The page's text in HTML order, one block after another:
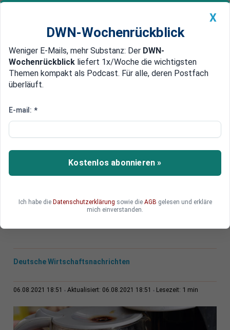
Newsticker MEIN DWN: Geldanlage Premium
Edelmetalle DWN-Magazin China
Lieferketten und Ernteausfall:
Kaffee-Trinken deutlich teurer
Kaffee-Trinker müssen demnächst mehr Geld
auf den Tisch blättern. Ausschlaggebend sind
steigenden Transportkosten im Rahmen der
Deutsche Wirtschaftsnachrichten
06.08.2021 18:51 Aktualisiert: 06.08.2021 18:51 Lesezeit: 1 min
X
DWN-Wochenrückblick
Weniger E-Mails, mehr Substanz: Der DWN-
Wochenrückblick liefert 1x/Woche die wichtigsten
Themen kompakt als Podcast. Für alle, deren Postfach
überläuft.
E-mail: *
Kostenlos abonnieren »
Ich habe die Datenschutzerklärung sowie die AGB gelesen und erkläre
mich einverstanden.